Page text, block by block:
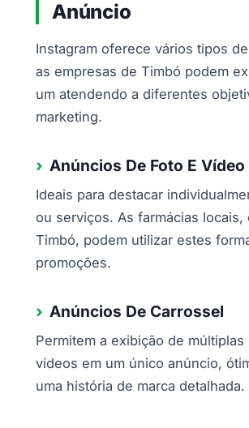
Anúncio
Instagram oferece vários tipos
as empresas de Timbó podem
um atendendo a diferentes
marketing.
Anúncios De Foto E Vídeo
Ideais para destacar
ou serviços. As farmácias locais,
Timbó, podem utilizar estes
promoções.
Anúncios De Carrossel
Permitem a exibição de múltiplas
vídeos em um único anúncio,
uma história de marca detalhada.